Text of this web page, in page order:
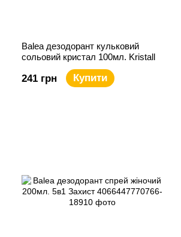
Balea дезодорант кульковий
сольовий кристал 100мл. Kristall
241 грн Купити